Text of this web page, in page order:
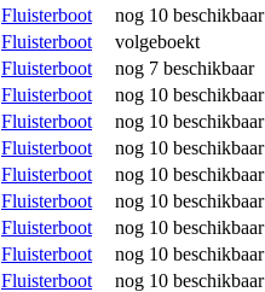
Fluisterboot nog 10 beschikbaar
Fluisterboot volgeboekt
Fluisterboot nog 7 beschikbaar
Fluisterboot nog 10 beschikbaar
Fluisterboot nog 10 beschikbaar
Fluisterboot nog 10 beschikbaar
Fluisterboot nog 10 beschikbaar
Fluisterboot nog 10 beschikbaar
Fluisterboot nog 10 beschikbaar
Fluisterboot nog 10 beschikbaar
Fluisterboot nog 10 beschikbaar